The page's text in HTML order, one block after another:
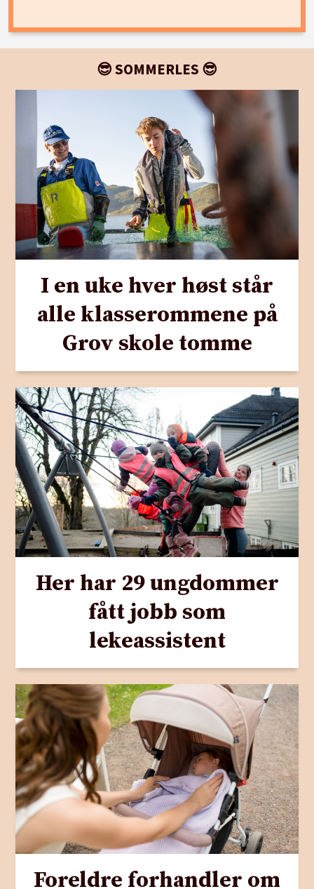
😎 SOMMERLES 😎
I en uke hver høst står
alle klasserommene på
Grov skole tomme
Her har 29 ungdommer
fått jobb som
lekeassistent
Foreldre forhandler om